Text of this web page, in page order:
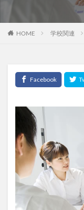
HOME 学校関連